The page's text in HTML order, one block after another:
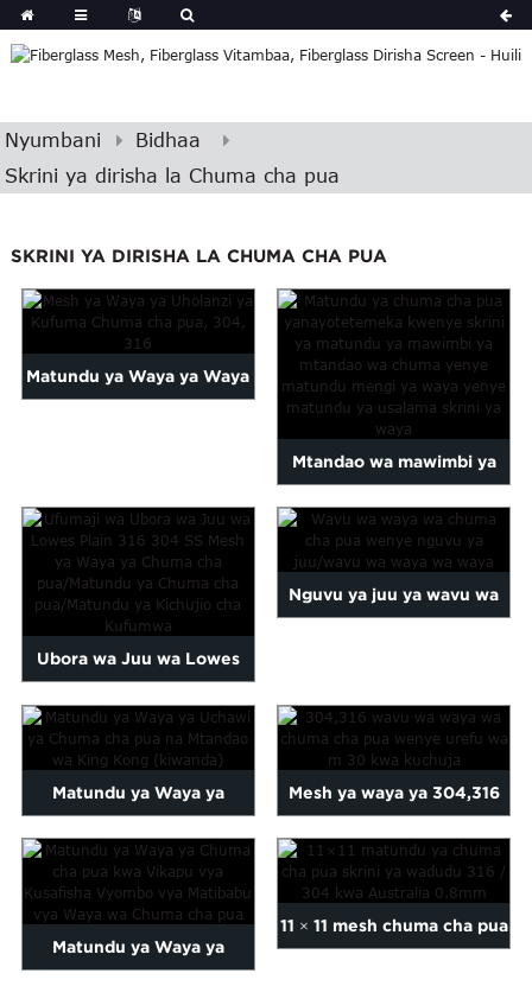
Nyumbani
Bidhaa
Skrini ya dirisha la Chuma cha pua
SKRINI YA DIRISHA LA CHUMA CHA PUA
Matundu ya Waya ya Waya
Mtandao wa mawimbi ya
skrini ya chuma cha pua
inayotetemeka...
Ubora wa Juu wa Lowes
Plain Weave 316 304 SS
Stain...
Nguvu ya juu ya wavu wa
Matundu ya Waya ya
Uchawi ya Chuma cha pua
na King Kong N...
Mesh ya waya ya 304,316
ya chuma cha pua yenye
mita 30...
Matundu ya Waya ya
11 × 11 mesh chuma cha pua